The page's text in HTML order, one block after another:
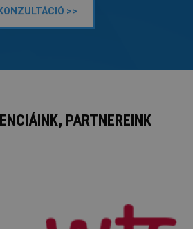
>>
PARTNEREINK